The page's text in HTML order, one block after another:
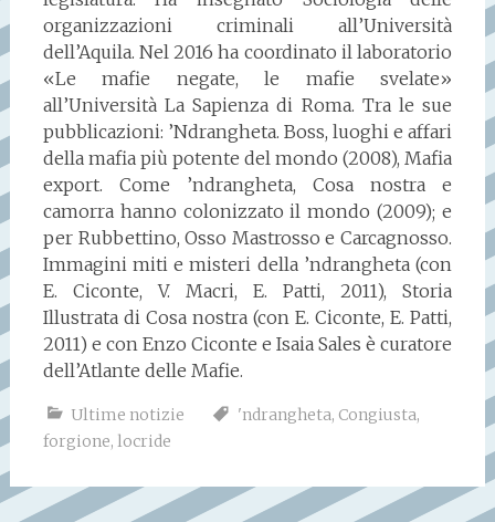
organizzazioni criminali all’Università
dell’Aquila. Nel 2016 ha coordinato il laboratorio
«Le mafie negate, le mafie svelate»
all’Università La Sapienza di Roma. Tra le sue
pubblicazioni: ’Ndrangheta. Boss, luoghi e affari
della mafia più potente del mondo (2008), Mafia
export. Come ’ndrangheta, Cosa nostra e
camorra hanno colonizzato il mondo (2009); e
per Rubbettino, Osso Mastrosso e Carcagnosso.
Immagini miti e misteri della ’ndrangheta (con
E. Ciconte, V. Macri, E. Patti, 2011), Storia
Illustrata di Cosa nostra (con E. Ciconte, E. Patti,
2011) e con Enzo Ciconte e Isaia Sales è curatore
dell’Atlante delle Mafie.
Ultime notizie 'ndrangheta, Congiusta,
forgione, locride